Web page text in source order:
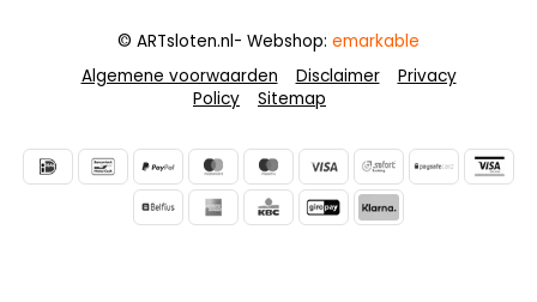
Algemene voorwaarden Disclaimer
Privacy
Policy
Sitemap
© ARTsloten.nl- Webshop: emarkable